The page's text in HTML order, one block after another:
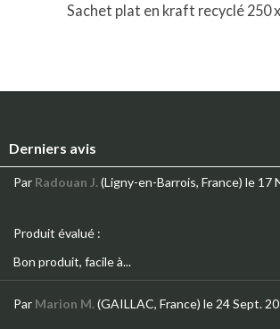
Sachet plat en kraft recyclé 250
Derniers avis
Par Radouan J.(Ligny-en-Barrois, France) le 17
Produit évalué :
Bon produit, facile à...
Par Marion M.(GAILLAC, France) le 24 Sept.